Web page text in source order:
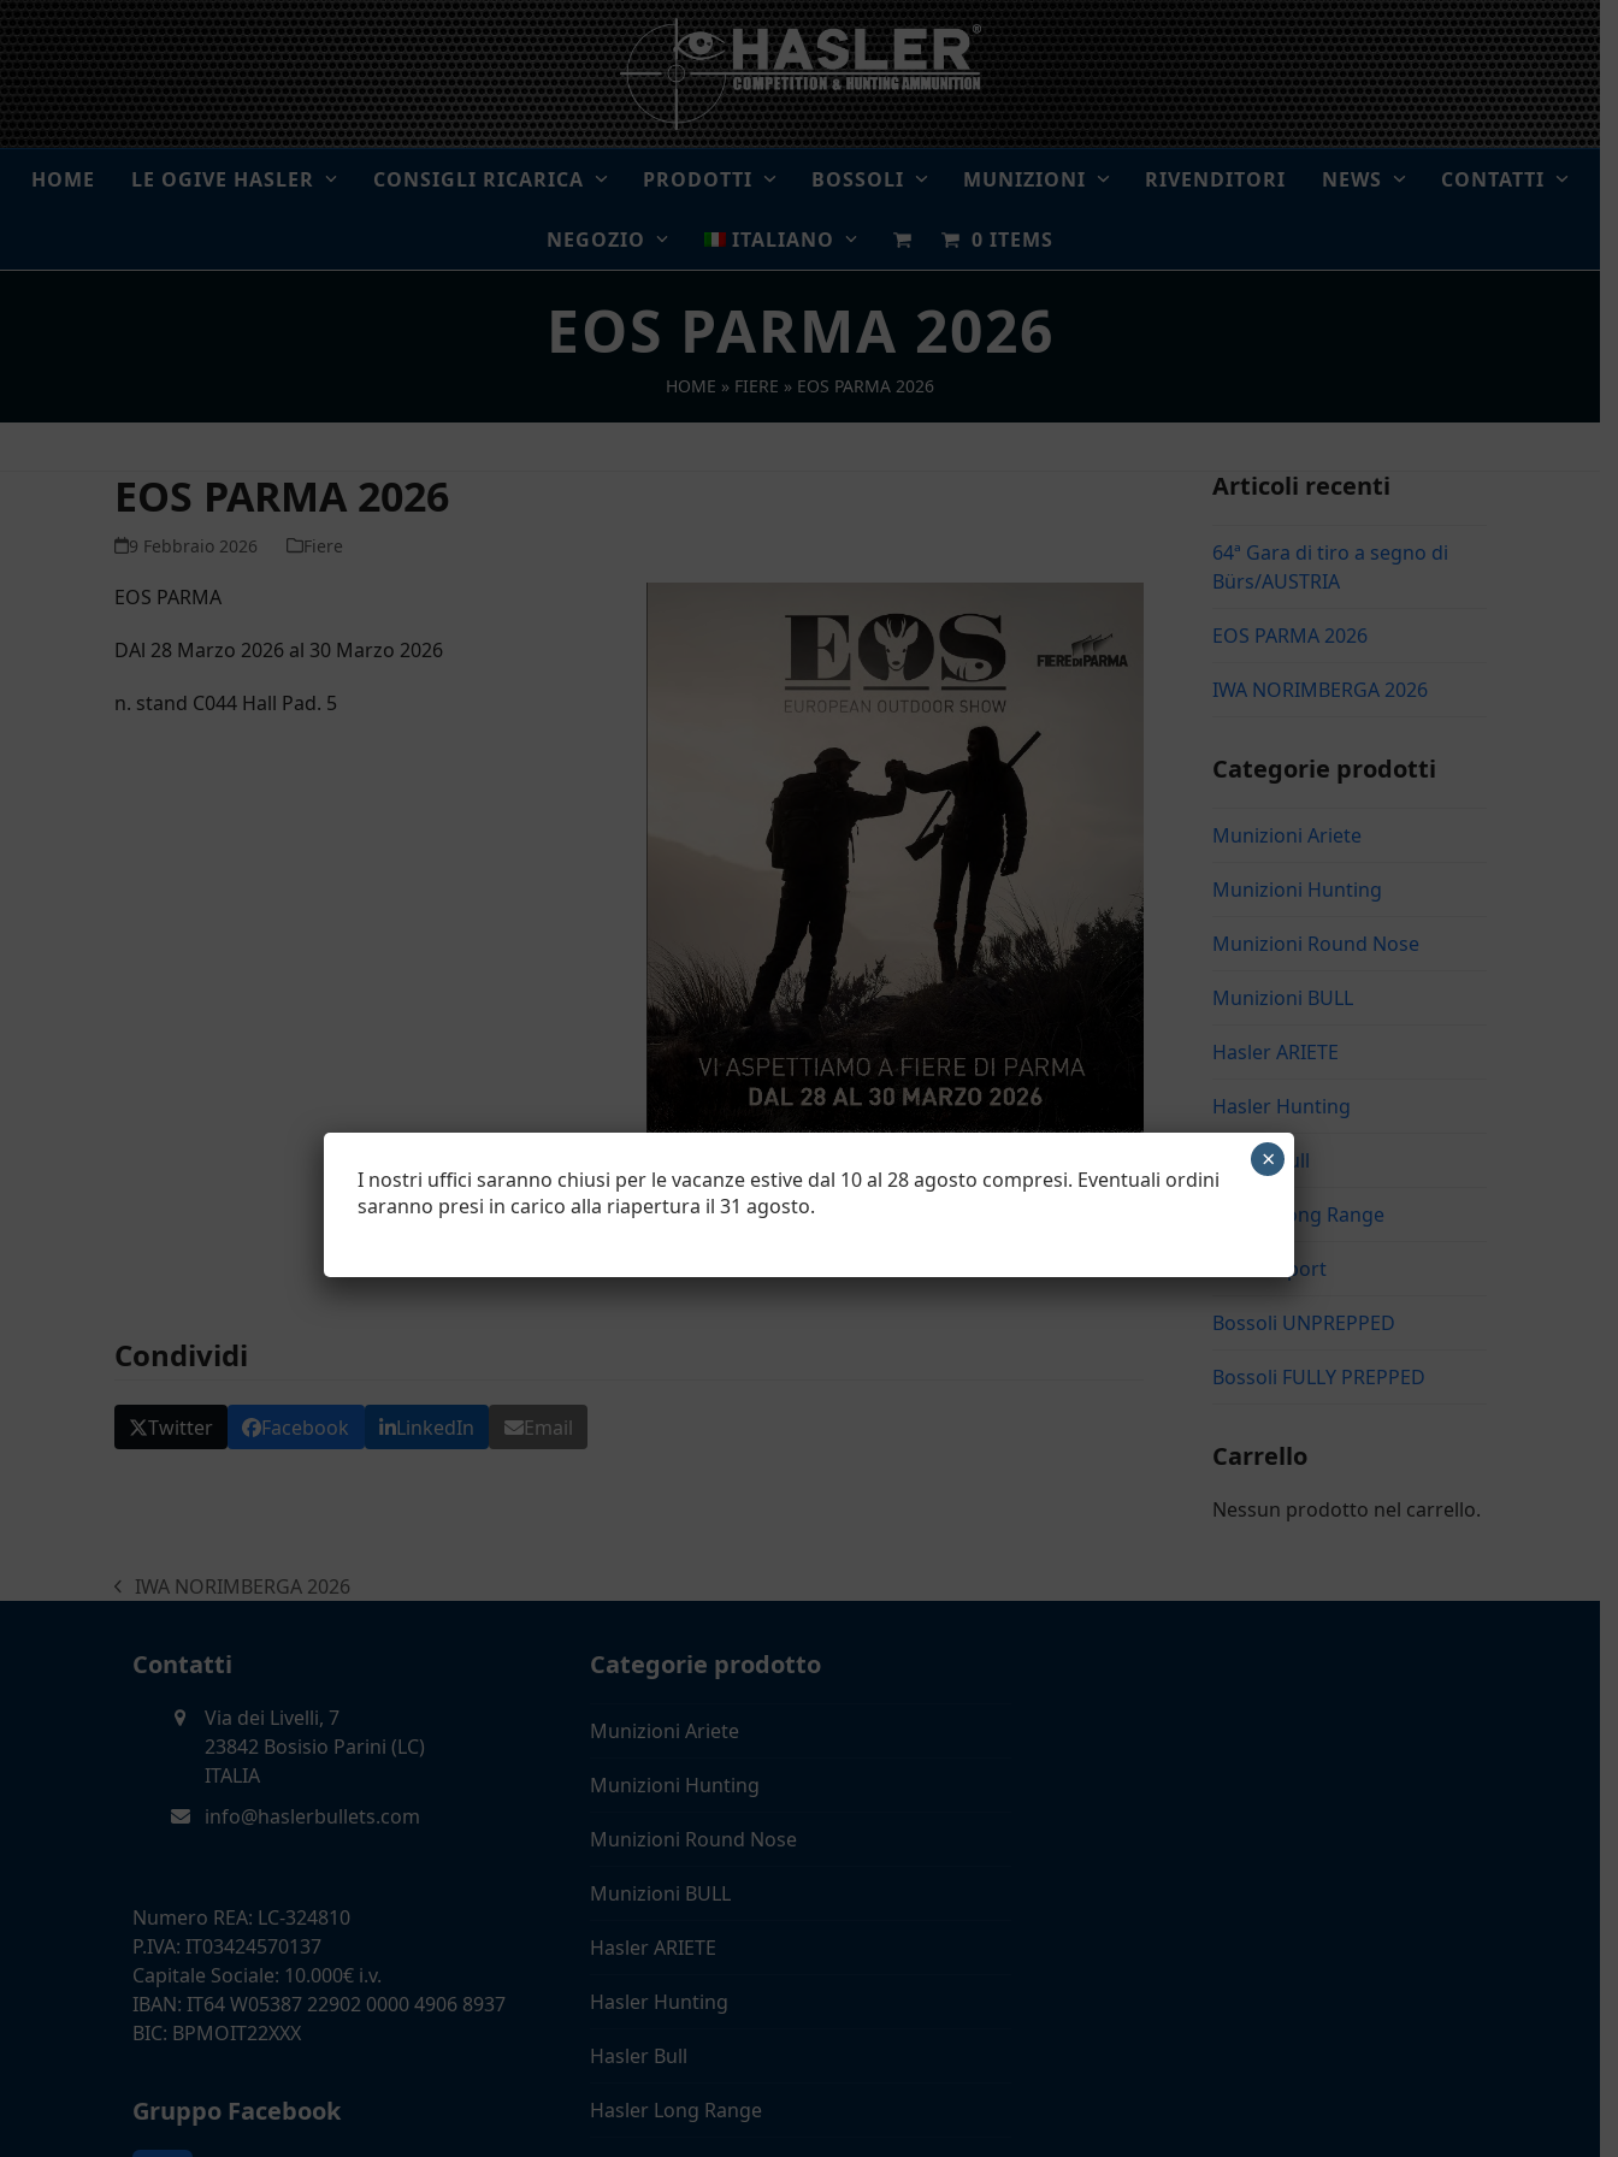
Skip
to
content
HOME LE OGIVE HASLER CONSIGLI RICARICA PRODOTTI BOSSOLI MUNIZIONI RIVENDITORI NEWS CONTATTI
NEGOZIO ITALIANO 0 ITEMS
EOS PARMA 2026
HOME » FIERE » EOS PARMA 2026
EOS PARMA 2026
9 Febbraio 2026 Fiere
EOS PARMA
DAl 28 Marzo 2026 al 30 Marzo 2026
n. stand C044 Hall Pad. 5
Condividi
Twitter Facebook LinkedIn Email
Articoli recenti
64ª Gara di tiro a segno di
Bürs/AUSTRIA
EOS PARMA 2026
IWA NORIMBERGA 2026
Categorie prodotti
Munizioni Ariete
Munizioni Hunting
Munizioni Round Nose
Munizioni BULL
Hasler ARIETE
Hasler Hunting
Hasler Bull
Hasler Long Range
Hasler Sport
Bossoli UNPREPPED
Bossoli FULLY PREPPED
Carrello
Nessun prodotto nel carrello.
postIWA NORIMBERGA 2026
Contatti
Via dei Livelli, 7
23842 Bosisio Parini (LC)
ITALIA
info@haslerbullets.com
Numero REA: LC-324810
P.IVA: IT03424570137
Capitale Sociale: 10.000€ i.v.
IBAN: IT64 W05387 22902 0000 4906 8937
BIC: BPMOIT22XXX
Gruppo Facebook
Categorie prodotto
Munizioni Ariete
Munizioni Hunting
Munizioni Round Nose
Munizioni BULL
Hasler ARIETE
Hasler Hunting
Hasler Bull
Hasler Long Range
I nostri uffici saranno chiusi per le vacanze estive dal 10 al 28 agosto compresi. Eventuali ordini
saranno presi in carico alla riapertura il 31 agosto.
×